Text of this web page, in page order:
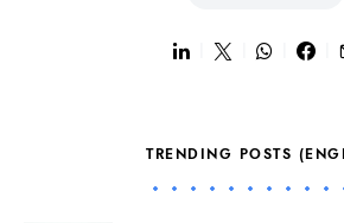
TRENDING POSTS